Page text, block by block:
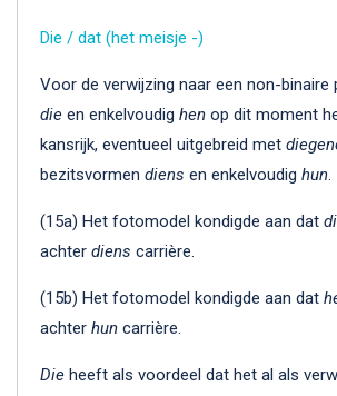
Die / dat (het meisje -)
Voor de verwijzing naar een non-binaire
die en enkelvoudig hen op dit moment
kansrijk, eventueel uitgebreid met
bezitsvormen diens en enkelvoudig hun.
(15a) Het fotomodel kondigde aan dat
achter diens carrière.
(15b) Het fotomodel kondigde aan dat
achter hun carrière.
Die heeft als voordeel dat het al als